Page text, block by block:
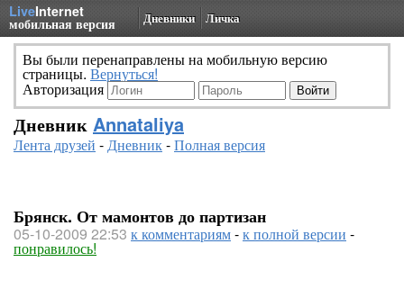
LiveInternet
мобильная версия Дневники Личка
Вы были перенаправлены на мобильную версию
страницы. Вернуться!
Авторизация
Дневник Annataliya
Лента друзей -Дневник-Полная версия
Брянск. От мамонтов до партизан
05-10-2009 22:53 к комментариям-к полной версии -
понравилось!